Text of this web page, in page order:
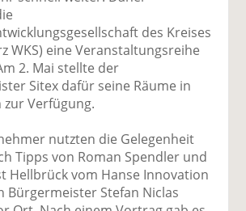
uf
F
ac
e
b
o
k
te
il
e
n
tt
er
n
Li
n
k
di
te
il
e
n
m
ai
l
v
se
n
d
e
n
e
n
des Kreises
WKS) eine Veranstaltungsreihe
2. Mai stellte der
Sitex dafür seine Räume in
Verfügung.
nutzten die Gelegenheit
Tipps von Roman Spendler und
Hellbrück vom Hanse Innovation
Bürgermeister Stefan Niclas